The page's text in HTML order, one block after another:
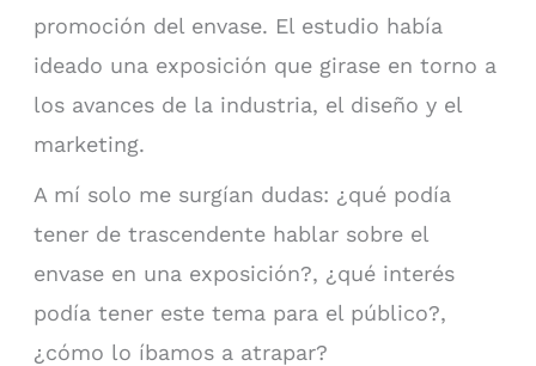
promoción del envase. El estudio había
ideado una exposición que girase en torno a
los avances de la industria, el diseño y el
marketing.
A mí solo me surgían dudas: ¿qué podía
tener de trascendente hablar sobre el
envase en una exposición?, ¿qué interés
podía tener este tema para el público?,
¿cómo lo íbamos a atrapar?